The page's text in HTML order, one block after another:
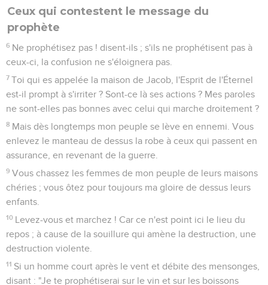
Ceux qui contestent le message du
prophète
6 Ne prophétisez pas ! disent-ils ; s'ils ne prophétisent pas à
ceux-ci, la confusion ne s'éloignera pas.
7 Toi qui es appelée la maison de Jacob, l'Esprit de l'Éternel
est-il prompt à s'irriter ? Sont-ce là ses actions ? Mes paroles
ne sont-elles pas bonnes avec celui qui marche droitement ?
8 Mais dès longtemps mon peuple se lève en ennemi. Vous
enlevez le manteau de dessus la robe à ceux qui passent en
assurance, en revenant de la guerre.
9 Vous chassez les femmes de mon peuple de leurs maisons
chéries ; vous ôtez pour toujours ma gloire de dessus leurs
enfants.
10 Levez-vous et marchez ! Car ce n'est point ici le lieu du
repos ; à cause de la souillure qui amène la destruction, une
destruction violente.
11 Si un homme court après le vent et débite des mensonges,
disant : "Je te prophétiserai sur le vin et sur les boissons